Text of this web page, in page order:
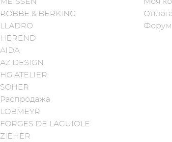
ROBBE & BERKING
LLADRO
HEREND
AIDA
AZ DESIGN
HG ATELIER
SOHER
Распродажа
LOBMEYR
FORGES DE LAGUIOLE
ZIEHER
Форум